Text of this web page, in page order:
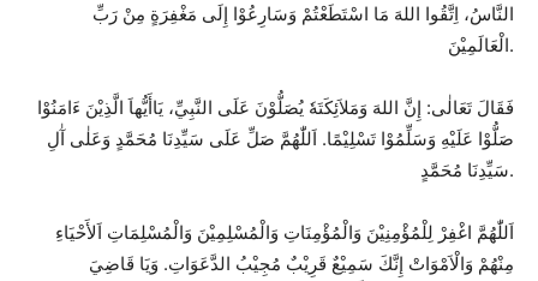
النَّاسُ، اِتَّقُوا اللهَ مَا اسْتَطَعْتُمْ وَسَارِعُوْا إِلَى مَغْفِرَةٍ مِنْ رَبِّ
الْعَالَمِيْنَ.
فَقَالَ تَعَالى: إِنَّ اللهَ وَمَلاَئِكَتَه يُصَلُّوْنَ عَلَى النَّبِيِّ، يَاأَيُّهاَ الَّذِيْنَ ءَامَنُوْا
صَلُّوْا عَلَيْهِ وَسَلِّمُوْا تَسْلِيْمًا. اَللّهُمَّ صَلِّ عَلَى سَيِّدِنَا مُحَمَّدٍ وَعَلى آلِ
سَيِّدِنَا مُحَمَّدٍ .
اَللّهُمَّ اغْفِرْ لِلْمُؤْمِنِيْنَ وَالْمُؤْمِنَاتِ وَالْمُسْلِمِيْنَ وَالْمُسْلِمَاتِ اَلأَحْيَاءِ
مِنْهُمْ وَالْاَمْوَاتْ إِنَّكَ سَمِيْعٌ قَرِيْبٌ مُجِيْبُ الدَّعَوَاتِ. وَيَا قَاضِيَ